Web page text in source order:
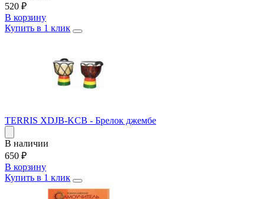
520 ₽
В корзину
Купить в 1 клик
TERRIS XDJB-KCB - Брелок джембе
В наличии
650 ₽
В корзину
Купить в 1 клик